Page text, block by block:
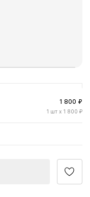
1 800 ₽
1 шт x 1 800 ₽